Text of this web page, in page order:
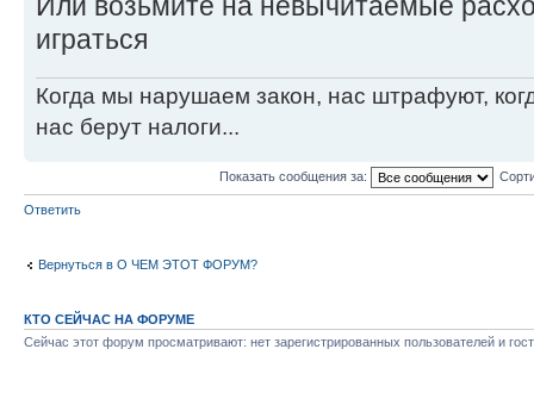
Или возьмите на невычитаемые
играться
Когда мы нарушаем закон, нас штрафуют,
нас берут налоги...
Показать сообщения за:
Ответить
Вернуться в О ЧЕМ ЭТОТ ФОРУМ?
КТО СЕЙЧАС НА ФОРУМЕ
Сейчас этот форум просматривают: нет зарегистрированных пользователей и